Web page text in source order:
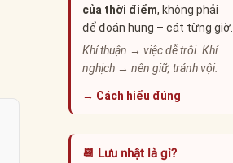
của thời điểm, không phải
để đoán hung – cát từng giờ.
Khí thuận → việc dễ trôi. Khí
nghịch → nên giữ, tránh vội.
→ Cách hiểu đúng
📆 Lưu nhật là gì?